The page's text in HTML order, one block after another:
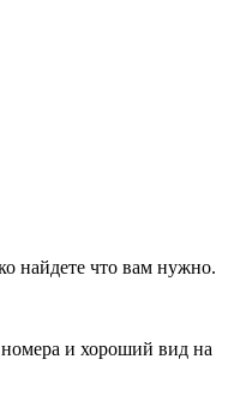
найдете что вам нужно.
и хороший вид на